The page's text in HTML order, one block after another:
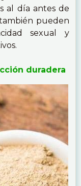
al día antes de
pueden
sexual y
duradera